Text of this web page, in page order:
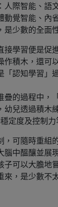
人際智能、語
動覺智能、內
是少數的全面
接學習便是促
作積木，還可
「認知學習」
疊的過程中，
幼兒透過積木
定度及控制力
，可隨時重組
腦中醞釀並展
子可以大膽地
來，是少數不